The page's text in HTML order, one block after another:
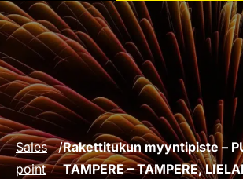
Sales
point
/Rakettitukun myyntipiste –
TAMPERE – TAMPERE,